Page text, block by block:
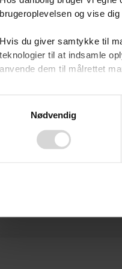
brugeroplevelsen og vise
Hvis du giver samtykke til
teknologier til at indsamle
anvende dem til målrettet
Ved at klikke på ”OK”
tilbagekalde dit samtykke
Nødvendig